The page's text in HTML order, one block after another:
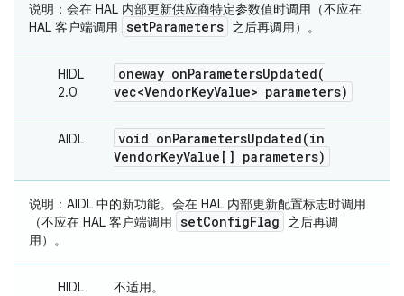
说明 ：会在 HAL 内部更新供应商特定参数值时调用（不应在
HAL 客户端调用 setParameters 之后再调用）。
HIDL
2.0
oneway onParametersUpdated(
vec<VendorKeyValue> parameters)
AIDL void onParametersUpdated(in
VendorKeyValue[] parameters)
说明 ：AIDL 中的新功能。会在 HAL 内部更新配置标志时调用
（不应在 HAL 客户端调用 setConfigFlag
之后再调
用）。
HIDL 不适用。